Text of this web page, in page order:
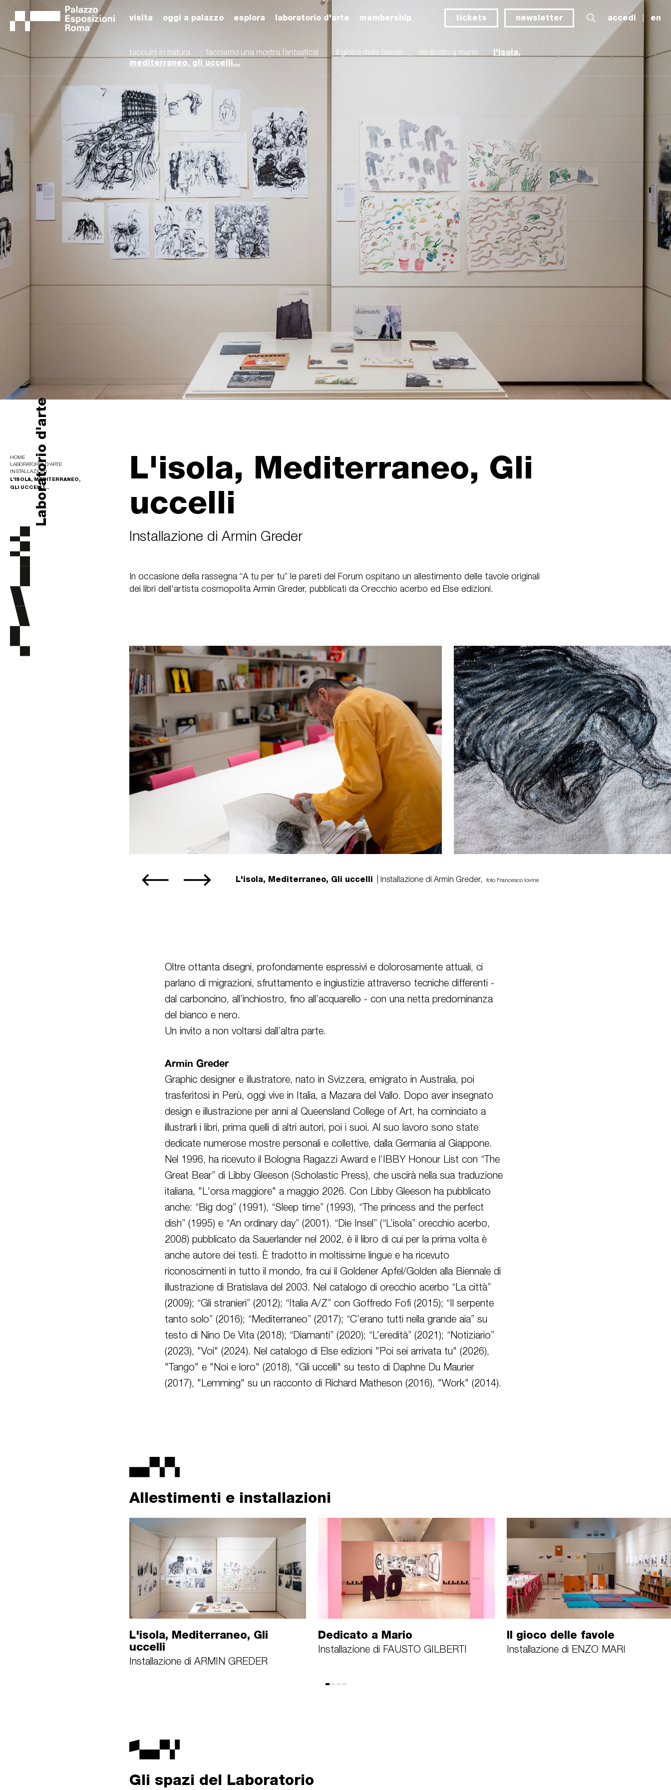
visita oggi a palazzo esplora laboratorio d'arte membership tickets newsletter accedi en
taccuini in natura facciamo una mostra fantastica! il gioco delle favole dedicato a mario
l'isola,
mediterraneo, gli uccelli...
HOME
LABORATORIO D'ARTE
INSTALLAZIONI
L'ISOLA, MEDITERRANEO,
GLI UCCELLI...
Laboratorio d'arte
L'isola, Mediterraneo, Gli
uccelli
Installazione di Armin Greder
In occasione della rassegna “A tu per tu” le pareti del Forum ospitano un allestimento delle tavole originali
dei libri dell’artista cosmopolita Armin Greder, pubblicati da Orecchio acerbo ed Else edizioni.
L'isola, Mediterraneo, Gli uccelli | Installazione di Armin Greder, foto Francesco Iovine
Oltre ottanta disegni, profondamente espressivi e dolorosamente attuali, ci
parlano di migrazioni, sfruttamento e ingiustizie attraverso tecniche differenti -
dal carboncino, all’inchiostro, fino all’acquarello - con una netta predominanza
del bianco e nero.
Un invito a non voltarsi dall’altra parte.
Armin Greder
Graphic designer e illustratore, nato in Svizzera, emigrato in Australia, poi
trasferitosi in Perù, oggi vive in Italia, a Mazara del Vallo. Dopo aver insegnato
design e illustrazione per anni al Queensland College of Art, ha cominciato a
illustrarli i libri, prima quelli di altri autori, poi i suoi. Al suo lavoro sono state
dedicate numerose mostre personali e collettive, dalla Germania al Giappone.
Nel 1996, ha ricevuto il Bologna Ragazzi Award e l’IBBY Honour List con “The
Great Bear” di Libby Gleeson (Scholastic Press), che uscirà nella sua traduzione
italiana, "L'orsa maggiore" a maggio 2026. Con Libby Gleeson ha pubblicato
anche: “Big dog” (1991), “Sleep time” (1993), “The princess and the perfect
dish” (1995) e “An ordinary day” (2001). “Die Insel” (“L’isola” orecchio acerbo,
2008) pubblicato da Sauerlander nel 2002, è il libro di cui per la prima volta è
anche autore dei testi. È tradotto in moltissime lingue e ha ricevuto
riconoscimenti in tutto il mondo, fra cui il Goldener Apfel/Golden alla Biennale di
illustrazione di Bratislava del 2003. Nel catalogo di orecchio acerbo “La città”
(2009); “Gli stranieri” (2012); “Italia A/Z” con Goffredo Fofi (2015); “Il serpente
tanto solo” (2016); “Mediterraneo” (2017); “C’erano tutti nella grande aia” su
testo di Nino De Vita (2018); “Diamanti” (2020); “L’eredità” (2021); “Notiziario”
(2023), "Voi" (2024). Nel catalogo di Else edizioni "Poi sei arrivata tu" (2026),
"Tango" e "Noi e loro" (2018), "Gli uccelli" su testo di Daphne Du Maurier
(2017), "Lemming" su un racconto di Richard Matheson (2016), "Work" (2014).
Allestimenti e installazioni
L'isola, Mediterraneo, Gli
uccelli
Installazione di ARMIN GREDER
Dedicato a Mario
Installazione di FAUSTO GILBERTI
Il gioco delle favole
Installazione di ENZO MARI
Gli spazi del Laboratorio